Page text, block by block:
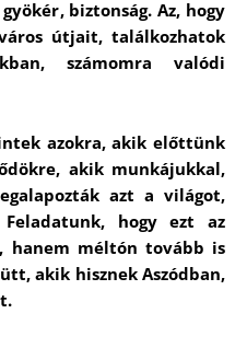
biztonság. Az, hogy
útjait, találkozhatok
számomra valódi
azokra, akik előttünk
akik munkájukkal,
azt a világot,
hogy ezt az
hanem méltón tovább is
akik hisznek Aszódban,